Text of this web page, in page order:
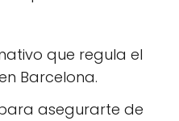
que regula el
Barcelona.
asegurarte de